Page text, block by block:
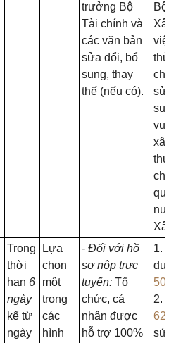
trưởng Bộ
Tài chính và
các văn bản
sửa đổi, bổ
sung, thay
thế (nếu có).
Bộ
Xây
việc
thủ
chính
sửa
sung
vực
xây
thuộc
chức
quản
nước
Xây
Trong
thời
hạn 6
ngày
kể từ
ngày
Lựa
chọn
một
trong
các
hình
- Đối với hồ
sơ nộp trực
tuyến: Tổ
chức, cá
nhân được
hỗ trợ 100%
1.
dựng
50/
2.
62/
sửa